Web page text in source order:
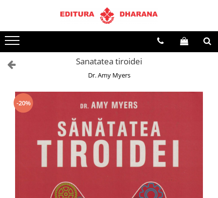
Terapii
Dietoterapie
Sanatatea tiroidei
Dr. Amy Myers
-20%